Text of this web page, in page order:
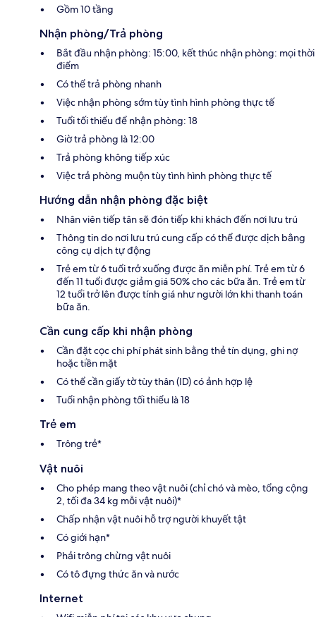
Gồm 10 tầng
Nhận phòng/Trả phòng
Bắt đầu nhận phòng: 15:00, kết thúc nhận phòng: mọi thời
điểm
Có thể trả phòng nhanh
Việc nhận phòng sớm tùy tình hình phòng thực tế
Tuổi tối thiểu để nhận phòng: 18
Giờ trả phòng là 12:00
Trả phòng không tiếp xúc
Việc trả phòng muộn tùy tình hình phòng thực tế
Hướng dẫn nhận phòng đặc biệt
Nhân viên tiếp tân sẽ đón tiếp khi khách đến nơi lưu trú
Thông tin do nơi lưu trú cung cấp có thể được dịch bằng
công cụ dịch tự động
Trẻ em từ 6 tuổi trở xuống được ăn miễn phí. Trẻ em từ 6
đến 11 tuổi được giảm giá 50% cho các bữa ăn. Trẻ em từ
12 tuổi trở lên được tính giá như người lớn khi thanh toán
bữa ăn.
Cần cung cấp khi nhận phòng
Cần đặt cọc chi phí phát sinh bằng thẻ tín dụng, ghi nợ
hoặc tiền mặt
Có thể cần giấy tờ tùy thân (ID) có ảnh hợp lệ
Tuổi nhận phòng tối thiểu là 18
Trẻ em
Trông trẻ*
Vật nuôi
Cho phép mang theo vật nuôi (chỉ chó và mèo, tổng cộng
2, tối đa 34 kg mỗi vật nuôi)*
Chấp nhận vật nuôi hỗ trợ người khuyết tật
Có giới hạn*
Phải trông chừng vật nuôi
Có tô đựng thức ăn và nước
Internet